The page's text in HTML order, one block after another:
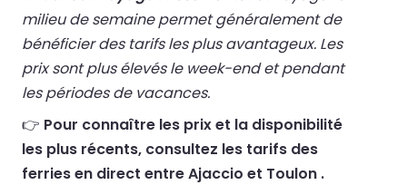
milieu de semaine permet généralement de
bénéficier des tarifs les plus avantageux. Les
prix sont plus élevés le week-end et pendant
les périodes de vacances.
👉 Pour connaître les prix et la disponibilité
les plus récents, consultez les tarifs des
ferries en direct entre Ajaccio et Toulon .